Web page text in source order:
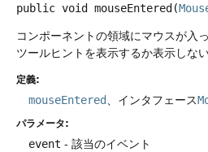
public void mouseEntered (
コンポーネントの領域にマウスが入
ツールヒントを表示するか表示しな
定義:
mouseEntered 、インタフェース
パラメータ:
event - 該当のイベント